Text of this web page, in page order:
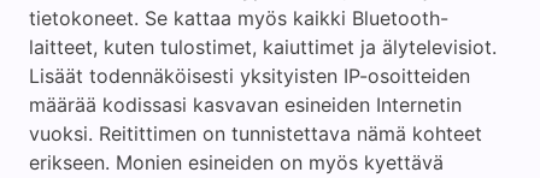
tietokoneet. Se kattaa myös kaikki Bluetooth-
laitteet, kuten tulostimet, kaiuttimet ja älytelevisiot.
Lisäät todennäköisesti yksityisten IP-osoitteiden
määrää kodissasi kasvavan esineiden Internetin
vuoksi. Reitittimen on tunnistettava nämä kohteet
erikseen. Monien esineiden on myös kyettävä